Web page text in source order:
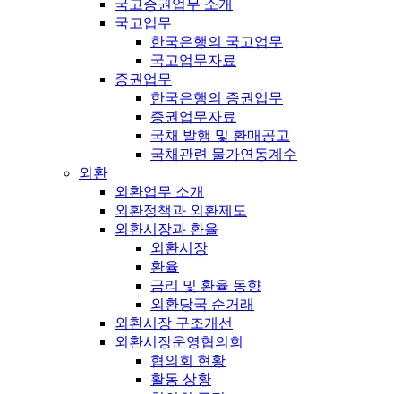
국고증권업무 소개
국고업무
한국은행의 국고업무
국고업무자료
증권업무
한국은행의 증권업무
증권업무자료
국채 발행 및 환매공고
국채관련 물가연동계수
외환
외환업무 소개
외환정책과 외환제도
외환시장과 환율
외환시장
환율
금리 및 환율 동향
외환당국 순거래
외환시장 구조개선
외환시장운영협의회
협의회 현황
활동 상황